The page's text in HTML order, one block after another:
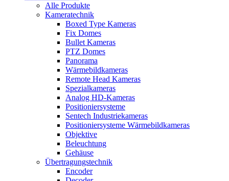
Alle Produkte
Kameratechnik
Boxed Type Kameras
Fix Domes
Bullet Kameras
PTZ Domes
Panorama
Wärmebildkameras
Remote Head Kameras
Spezialkameras
Analog HD-Kameras
Positioniersysteme
Sentech Industriekameras
Positioniersysteme Wärmebildkameras
Objektive
Beleuchtung
Gehäuse
Übertragungstechnik
Encoder